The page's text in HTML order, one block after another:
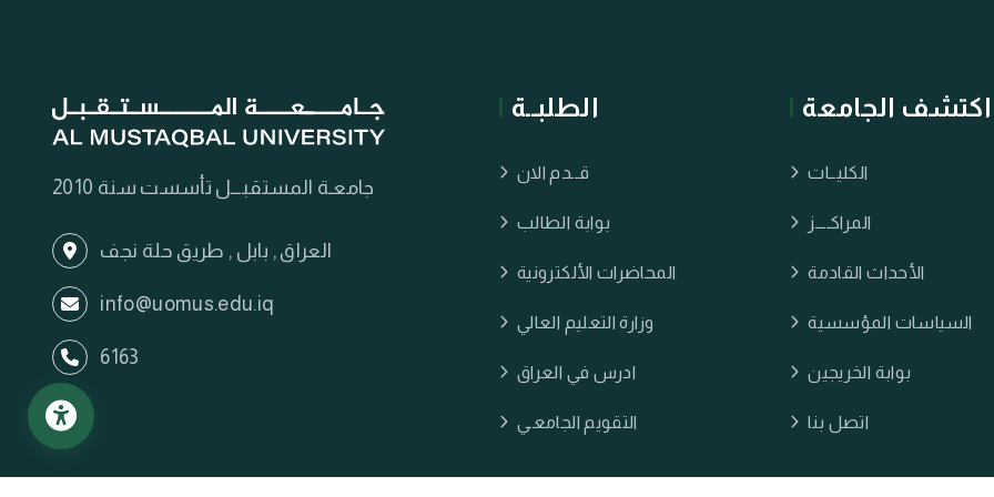
جامعـة المستقبـــل تأسست سنة 2010
العراق , بابل , طريق حلة نجف
info@uomus.edu.iq
6163
الطلبــة
قــدم الان
بوابة الطالب
المحاضرات الألكترونية
وزارة التعليم العالي
ادرس في العراق
التقويم الجامعـي
اكتشف الجامعة
الكليــات
المراكــــز
الأحداث القادمة
السياسات المؤسسية
بوابة الخريجين
اتصل بنا